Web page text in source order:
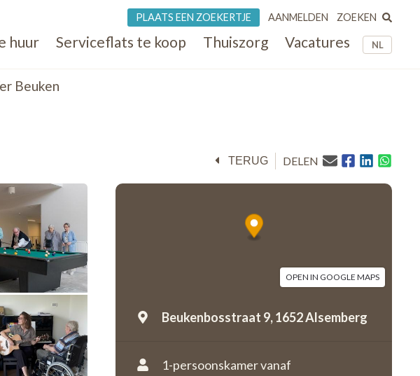
NL
huur Serviceflats te koop Thuiszorg Vacatures
PLAATS EEN ZOEKERTJE AANMELDEN ZOEKEN
Beuken
TERUG DELEN
OPEN IN GOOGLE MAPS
Beukenbosstraat 9,1652 Alsemberg
1-persoonskamer vanaf